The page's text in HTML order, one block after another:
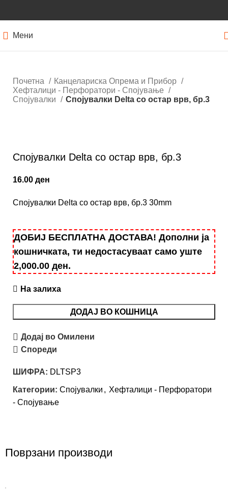
Мени
Почетна
Канцелариска Опрема и Прибор
Хефталици - Перфоратори - Спојување
Спојувалки
Спојувалки Delta со остар врв, бр.3
Спојувалки Delta со остар врв, бр.3
16.00 ден
Спојувалки Delta со остар врв, бр.3 30mm
ДОБИЈ БЕСПЛАТНА ДОСТАВА! Дополни ја
кошничката, ти недостасуваат само уште
2,000.00 ден.
На залиха
ДОДАЈ ВО КОШНИЦА
Додај во Омилени
Спореди
ШИФРА: DLTSP3
Категории: Спојувалки , Хефталици - Перфоратори
- Спојување
Поврзани производи